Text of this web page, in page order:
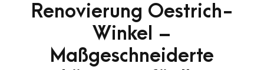
Renovierung Oestrich-
Winkel –
Maßgeschneiderte